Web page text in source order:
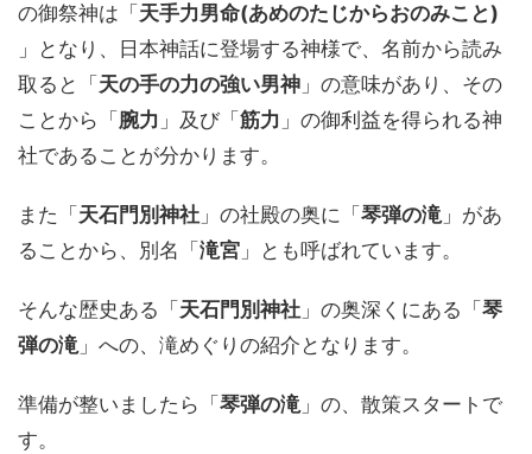
の御祭神は「 天手力男命(あめのたじからおのみこと)
」となり、日本神話に登場する神様で、名前から読み
取ると「 天の手の力の強い男神 」の意味があり、その
ことから「 腕力 」及び「 筋力 」の御利益を得られる神
社であることが分かります。
また「 天石門別神社 」の社殿の奥に「 琴弾の滝」があ
ることから、別名「 滝宮 」とも呼ばれています。
そんな歴史ある「 天石門別神社 」の奥深くにある「 琴
弾の滝」への、滝めぐりの紹介となります。
準備が整いましたら「 琴弾の滝」の、散策スタートで
す。